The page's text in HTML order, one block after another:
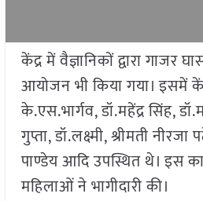
केंद्र में वैज्ञानिकों द्वारा गाजर
आयोजन भी किया गया। इसमें
के.एस.भार्गव, डॉ.महेंद्र सिंह,
गुप्ता, डॉ.लक्ष्मी, श्रीमती
पाण्डेय आदि उपस्थित थे। इस
महिलाओं ने भागीदारी की।